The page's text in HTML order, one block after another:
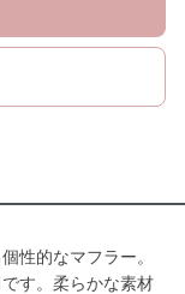
性的なマフラー。
す。柔らかな素材